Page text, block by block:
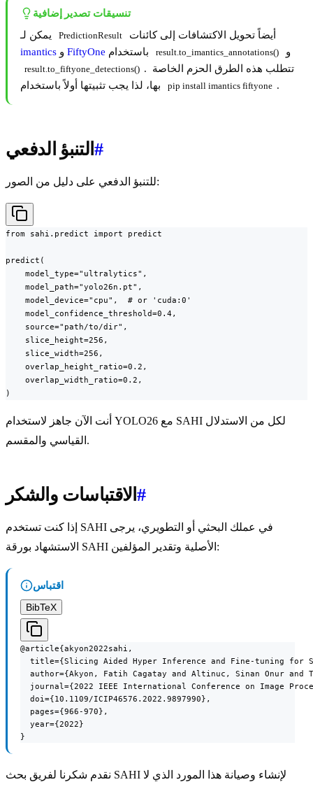
تنسيقات تصدير إضافية
PredictionResult
أيضاً تحويل الاكتشافات إلى كائنات
imantics
FiftyOne result.to_imantics_annotations() و
result.to_fiftyone_detections() . تتطلب هذه الطرق الحزم الخاصة
pip install imantics fiftyone .
التنبؤ الدفعي #
للتنبؤ الدفعي على دليل من الصور:
from sahi.predict import predict
predict(
    model_type="ultralytics",
    model_path="yolo26n.pt",
    model_device="cpu",  # or 'cuda:0'
    model_confidence_threshold=0.4,
    source="path/to/dir",
    slice_height=256,
    slice_width=256,
    overlap_height_ratio=0.2,
    overlap_width_ratio=0.2,
)
أنت الآن جاهز لاستخدام YOLO26 مع SAHI لكل من الاستدلال
القياسي والمقسم.
الاقتباسات والشكر #
إذا كنت تستخدم SAHI في عملك البحثي أو التطويري، يرجى
الاستشهاد بورقة SAHI الأصلية وتقدير المؤلفين:
اقتباس
BibTeX
@article{akyon2022sahi,
title={Slicing Aided Hyper Inference and Fine-tuning for
author={Akyon, Fatih Cagatay and Altinuc, Sinan Onur and
journal={2022 IEEE International Conference on Image
  doi={10.1109/ICIP46576.2022.9897990},
  pages={966-970},
  year={2022}
}
نقدم شكرنا لفريق بحث SAHI لإنشاء وصيانة هذا المورد الذي لا